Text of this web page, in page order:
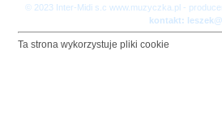
© 2023 Inter-Midi s.c www.muzyczka.pl -
kontakt:
Ta strona wykorzystuje pliki cookie